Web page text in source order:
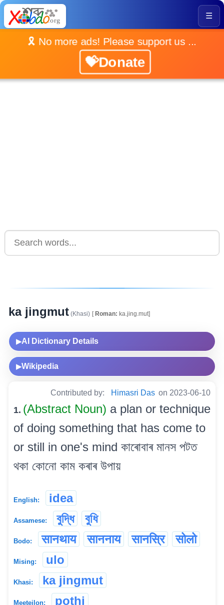
☰
🎗️ No more ads! Please support us ...
💝Donate
ka jingmut (Khasi) [Roman: ka.jing.mut]
▶AI Dictionary Details
▶Wikipedia
Contributed by: Himasri Das on 2023-06-10
1. (Abstract Noun) a plan or technique
of doing something that has come to
or still in one's mind কাৰোবাৰ মানস পটত
থকা কোনো কাম কৰাৰ উপায়
English: idea
Assamese: বুদ্ধি বুধি
Bodo: सानथाय साननाय सानस्रि सोलो
Mising: ulo
Khasi: ka jingmut
Meeteilon: pothi